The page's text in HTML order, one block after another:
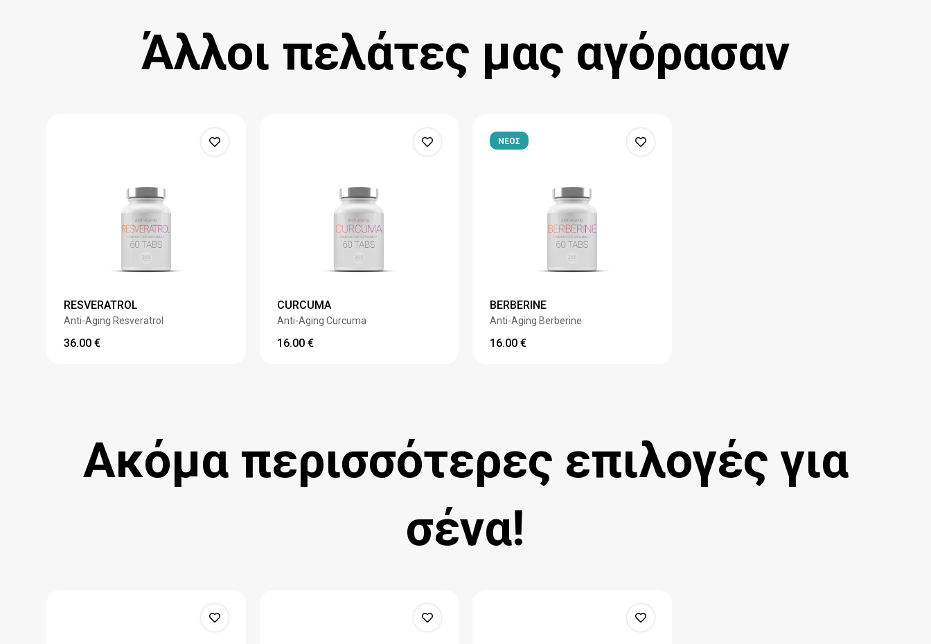
Άλλοι πελάτες μας αγόρασαν
RESVERATROL
Anti-Aging Resveratrol
36.00 €
CURCUMA
Anti-Aging Curcuma
16.00€
ΝΕΟΣ
BERBERINE
Anti-Aging Berberine
16.00 €
Ακόμα περισσότερες επιλογές για
σένα!